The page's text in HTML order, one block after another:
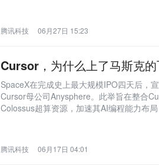
腾讯科技 06月27日 15:23
Cursor，为什么上了马斯克的
SpaceX在完成史上最大规模IPO四天后，
Cursor母公司Anysphere。此举旨在整合
Colossus超算资源，加速其AI编程能力布
腾讯科技 06月17日 04:01